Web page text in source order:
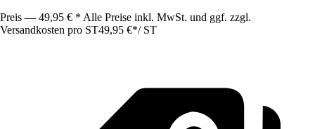
Preis — 49,95 € * Alle Preise inkl. MwSt. und ggf. zzgl.
Versandkosten pro ST49,95 €*/ ST